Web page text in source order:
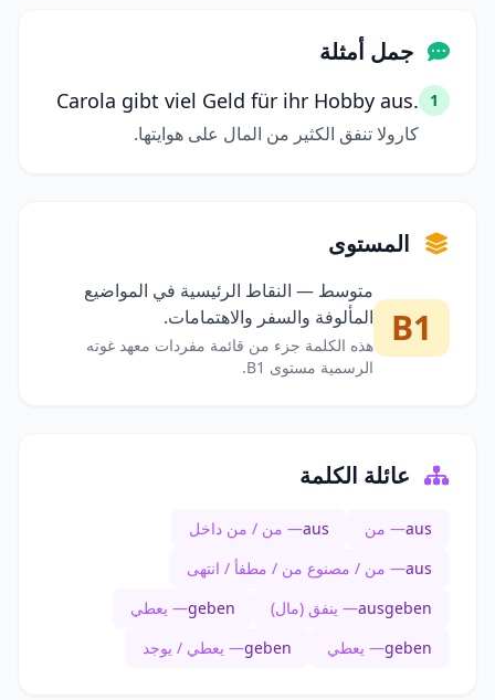
جمل أمثلة
1
Carola gibt viel Geld für ihr Hobby aus.
كارولا تنفق الكثير من المال على هوايتها.
المستوى
B1
متوسط — النقاط الرئيسية في المواضيع
المألوفة والسفر والاهتمامات.
هذه الكلمة جزء من قائمة مفردات معهد غوته
الرسمية مستوى B1.
عائلة الكلمة
aus— من aus— من / من داخل
aus— من / مصنوع من / مطفأ / انتهى
ausgeben— ينفق (مال) geben— يعطي
geben— يعطي geben— يعطي / يوجد